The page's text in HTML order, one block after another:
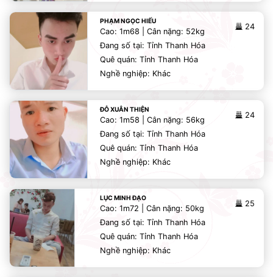
PHẠM NGỌC HIẾU
24
Cao: 1m68 | Cân nặng: 52kg
Đang số tại: Tỉnh Thanh Hóa
Quê quán: Tỉnh Thanh Hóa
Nghề nghiệp: Khác
ĐỖ XUÂN THIỆN
24
Cao: 1m58 | Cân nặng: 56kg
Đang số tại: Tỉnh Thanh Hóa
Quê quán: Tỉnh Thanh Hóa
Nghề nghiệp: Khác
LỤC MINH ĐẠO
25
Cao: 1m72 | Cân nặng: 50kg
Đang số tại: Tỉnh Thanh Hóa
Quê quán: Tỉnh Thanh Hóa
Nghề nghiệp: Khác